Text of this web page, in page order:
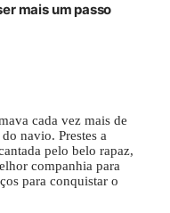
mais um passo
cada vez mais de
navio. Prestes a
pelo belo rapaz,
companhia para
para conquistar o